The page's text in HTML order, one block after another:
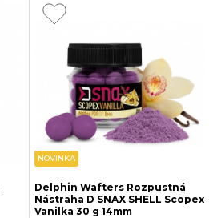
NOVINKA
Delphin Wafters Rozpustná
Nástraha D SNAX SHELL Scopex
Vanilka 30 g 14mm